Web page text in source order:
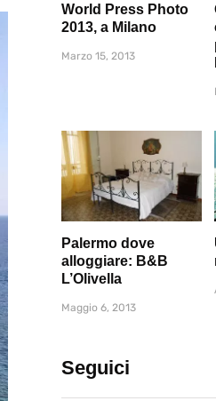
World Press Photo
2013, a Milano
Marzo 15, 2013
Palermo dove
alloggiare: B&B
L’Olivella
Maggio 6, 2013
Seguici